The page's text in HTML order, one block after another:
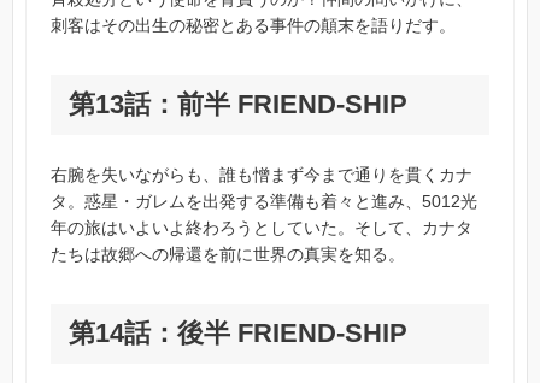
刺客はその出生の秘密とある事件の顛末を語りだす。
第13話：前半 FRIEND-SHIP
右腕を失いながらも、誰も憎まず今まで通りを貫くカナ
タ。惑星・ガレムを出発する準備も着々と進み、5012光
年の旅はいよいよ終わろうとしていた。そして、カナタ
たちは故郷への帰還を前に世界の真実を知る。
第14話：後半 FRIEND-SHIP